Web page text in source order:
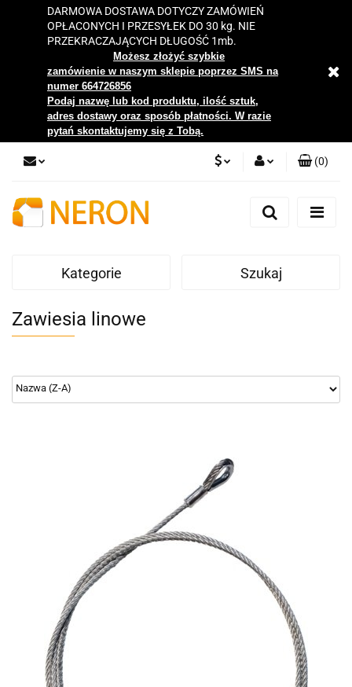
DARMOWA DOSTAWA DOTYCZY ZAMÓWIEŃ
OPŁACONYCH I PRZESYŁEK DO 30 kg. NIE
PRZEKRACZAJĄCYCH DŁUGOŚĆ 1mb.
Możesz złożyć szybkie
zamówienie w naszym sklepie poprzez SMS na
numer 664726856
Podaj nazwę lub kod produktu, ilość sztuk,
adres dostawy oraz sposób płatności. W razie
pytań skontaktujemy się z Tobą.
Zaloguj się
Zgody cookies
(0)
Kategorie Szukaj
Zawiesia linowe